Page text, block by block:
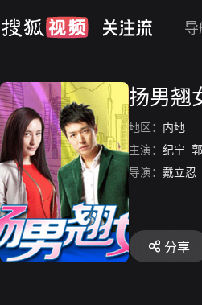
导
扬男翘
地区： 内地
主演： 纪宁
导演： 戴立忍
分享